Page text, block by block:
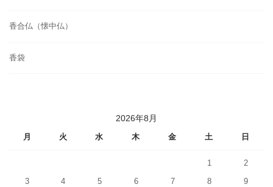
香合仏（懐中仏）
香袋
2026年8月
月 火 水 木 金 土 日
1
2
3
4 5 6 7 8
9